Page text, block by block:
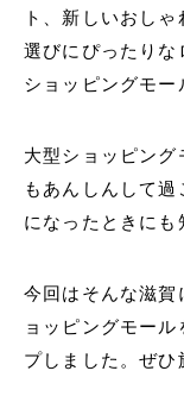
ト、新しいおし
選びにぴったり
ショッピングモー
大型ショッピン
もあんしんして
になったときにも
今回はそんな滋賀
ョッピングモー
プしました。ぜひ